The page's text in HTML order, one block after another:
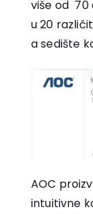
više od 70
u 20
a sedište
AOC
intuitivne